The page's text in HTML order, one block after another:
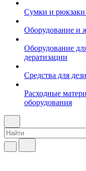
Сумки и рюкзаки
Оборудование и
Оборудование
дератизации
Средства для
Расходные
оборудования